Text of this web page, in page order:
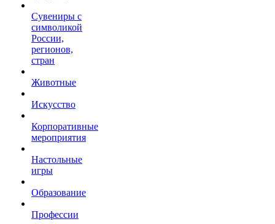
Сувениры с
символикой
России,
регионов,
стран
Животные
Искусство
Корпоративные
мероприятия
Настольные
игры
Образование
Профессии